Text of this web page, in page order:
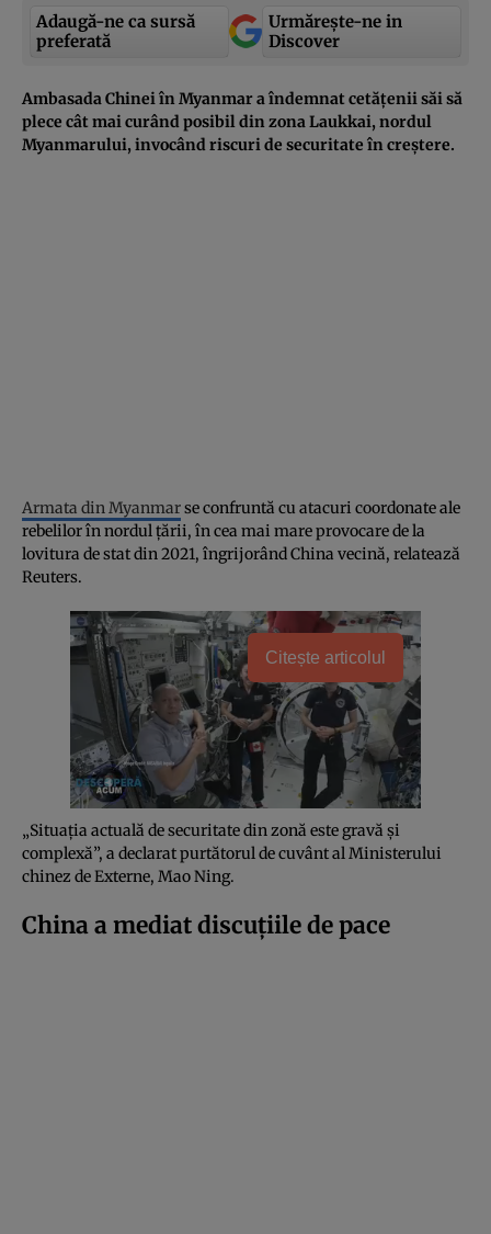
Adaugă-ne ca sursă
preferată
Urmărește-ne in
Discover
Ambasada Chinei în Myanmar a îndemnat cetățenii săi să
plece cât mai curând posibil din zona Laukkai, nordul
Myanmarului, invocând riscuri de securitate în creștere.
Armata din Myanmarse confruntă cu atacuri coordonate ale
rebelilor în nordul țării, în cea mai mare provocare de la
lovitura de stat din 2021, îngrijorând China vecină, relatează
Reuters.
Citește articolul
„Situația actuală de securitate din zonă este gravă și
complexă”, a declarat purtătorul de cuvânt al Ministerului
chinez de Externe, Mao Ning.
China a mediat discuțiile de pace